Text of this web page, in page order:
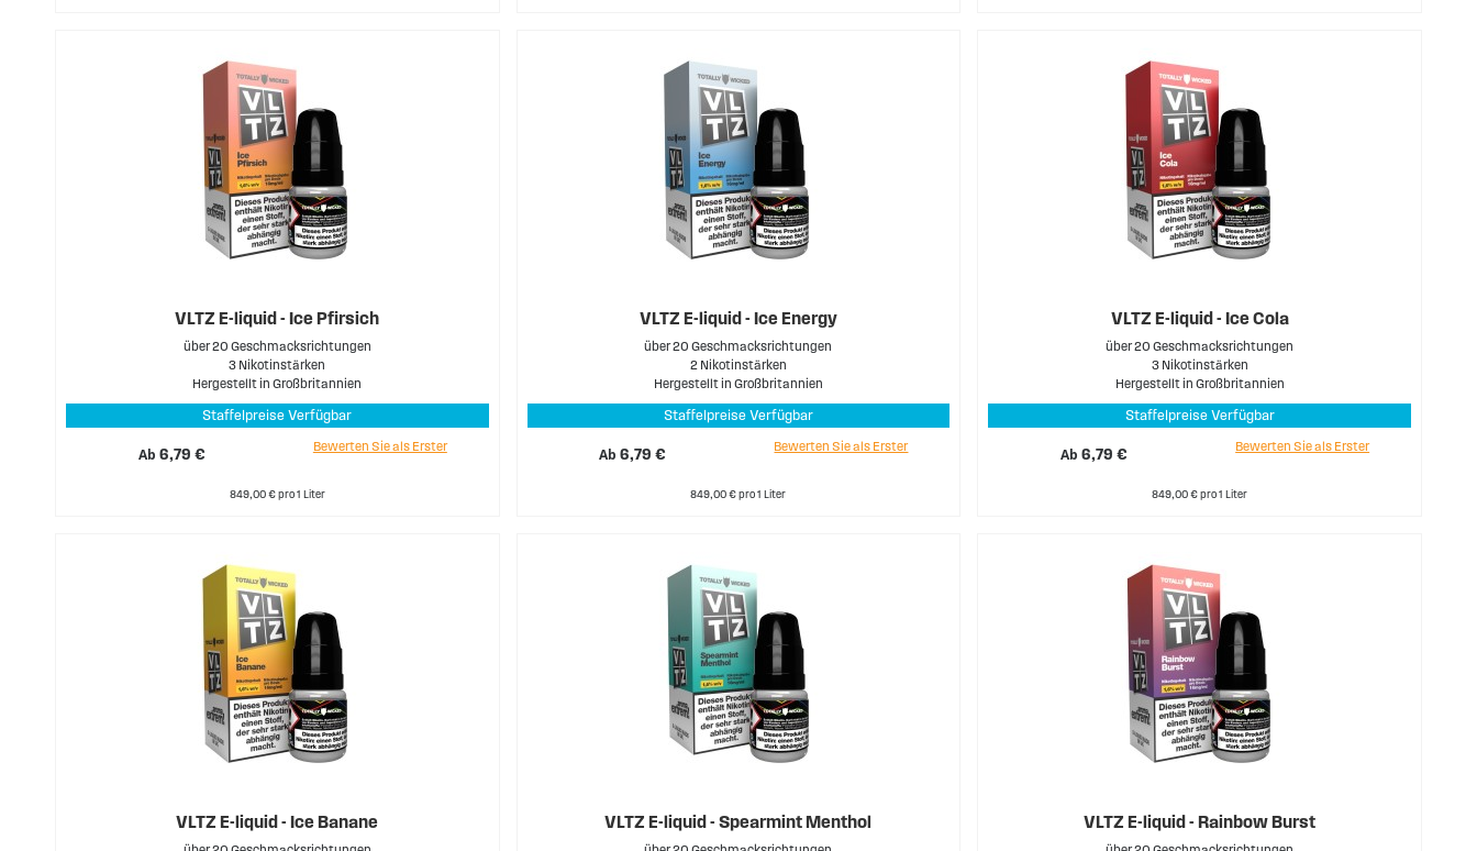
VLTZ E-liquid - Ice Pfirsich
über 20 Geschmacksrichtungen
3 Nikotinstärken
Hergestellt in Großbritannien
Staffelpreise Verfügbar
Ab 6,79 €
Bewerten Sie als Erster
849,00 € pro 1 Liter
VLTZ E-liquid - Ice Energy
über 20 Geschmacksrichtungen
2 Nikotinstärken
Hergestellt in Großbritannien
Staffelpreise Verfügbar
Ab6,79 €
Bewerten Sie als Erster
849,00 € pro 1 Liter
VLTZ E-liquid - Ice Cola
über 20 Geschmacksrichtungen
3 Nikotinstärken
Hergestellt in Großbritannien
Staffelpreise Verfügbar
Ab 6,79 €
Bewerten Sie als Erster
849,00 € pro 1 Liter
VLTZ E-liquid - Ice Banane VLTZ E-liquid - Spearmint Menthol VLTZ E-liquid - Rainbow Burst